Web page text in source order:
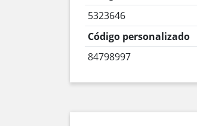
5323646
Código personalizado
84798997